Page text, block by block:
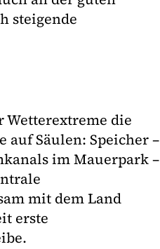
steigende
Wetterextreme die
Säulen: Speicher –
im Mauerpark –
mit dem Land
erste